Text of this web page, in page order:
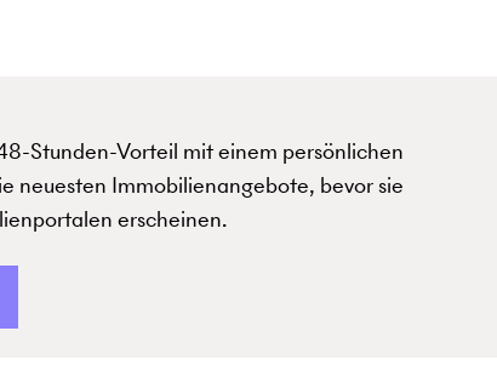
Stunden-Vorteil mit einem persönlichen
neuesten Immobilienangebote, bevor sie
erscheinen.